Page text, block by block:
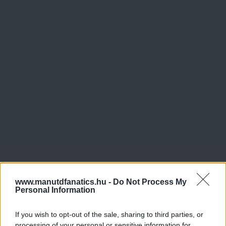
www.manutdfanatics.hu - Do Not Process My
Personal Information
If you wish to opt-out of the sale, sharing to third parties, or